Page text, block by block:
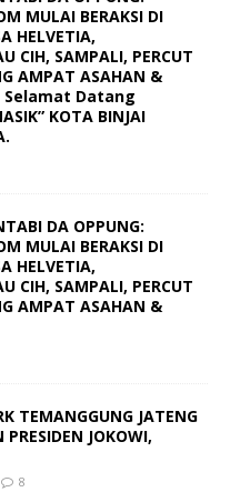
MULAI BERAKSI DI
HELVETIA,
CIH, SAMPALI, PERCUT
AMPAT ASAHAN &
Selamat Datang
KOTA BINJAI
DA OPPUNG:
MULAI BERAKSI DI
HELVETIA,
CIH, SAMPALI, PERCUT
AMPAT ASAHAN &
TEMANGGUNG JATENG
JOKOWI,
8